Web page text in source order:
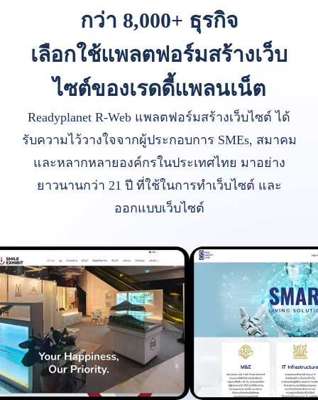
กว่า 8,000+ ธุรกิจ
เลือกใช้แพลตฟอร์มสร้างเว็บ
ไซต์ของเรดดี้แพลนเน็ต
Readyplanet R-Web แพลตฟอร์มสร้างเว็บไซต์ ได้
รับความไว้วางใจจากผู้ประกอบการ SMEs, สมาคม
และหลากหลายองค์กรในประเทศไทย มาอย่าง
ยาวนานกว่า 21 ปี ที่ใช้ในการทำเว็บไซต์ และ
ออกแบบเว็บไซต์